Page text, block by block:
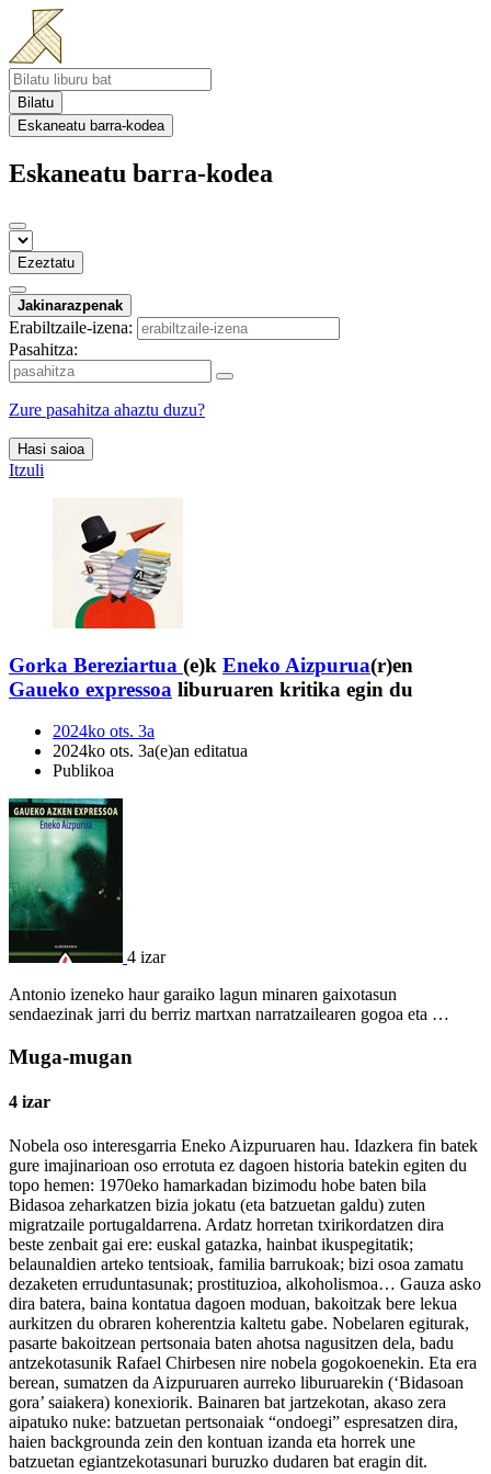
Bilatu
Eskaneatu barra-kodea
Eskaneatu barra-kodea
Ezeztatu
Jakinarazpenak
Erabiltzaile-izena:
Pasahitza:
Zure pasahitza ahaztu duzu?
Hasi saioa
Itzuli
Gorka Bereziartua (e)k Eneko Aizpurua(r)en
Gaueko expressoa liburuaren kritika egin du
2024ko ots. 3a
2024ko ots. 3a(e)an editatua
Publikoa
4 izar
Antonio izeneko haur garaiko lagun minaren gaixotasun
sendaezinak jarri du berriz martxan narratzailearen gogoa eta …
Muga-mugan
4 izar
Nobela oso interesgarria Eneko Aizpuruaren hau. Idazkera fin batek
gure imajinarioan oso errotuta ez dagoen historia batekin egiten du
topo hemen: 1970eko hamarkadan bizimodu hobe baten bila
Bidasoa zeharkatzen bizia jokatu (eta batzuetan galdu) zuten
migratzaile portugaldarrena. Ardatz horretan txirikordatzen dira
beste zenbait gai ere: euskal gatazka, hainbat ikuspegitatik;
belaunaldien arteko tentsioak, familia barrukoak; bizi osoa zamatu
dezaketen erruduntasunak; prostituzioa, alkoholismoa… Gauza asko
dira batera, baina kontatua dagoen moduan, bakoitzak bere lekua
aurkitzen du obraren koherentzia kaltetu gabe. Nobelaren egiturak,
pasarte bakoitzean pertsonaia baten ahotsa nagusitzen dela, badu
antzekotasunik Rafael Chirbesen nire nobela gogokoenekin. Eta era
berean, sumatzen da Aizpuruaren aurreko liburuarekin (‘Bidasoan
gora’ saiakera) konexiorik. Bainaren bat jartzekotan, akaso zera
aipatuko nuke: batzuetan pertsonaiak “ondoegi” espresatzen dira,
haien backgrounda zein den kontuan izanda eta horrek une
batzuetan egiantzekotasunari buruzko dudaren bat eragin dit.